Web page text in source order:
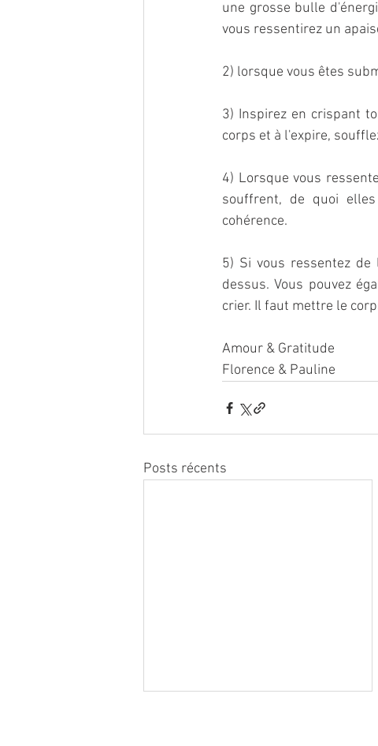
une grosse bulle
vous ressentirez un
2) lorsque vous êtes
3) Inspirez en crispant
corps et à l'expire,
4) Lorsque vous
souffrent, de quoi
cohérence.
5) Si vous ressentez
dessus. Vous pouvez
crier. Il faut mettre le
Amour & Gratitude
Florence & Pauline
Posts récents